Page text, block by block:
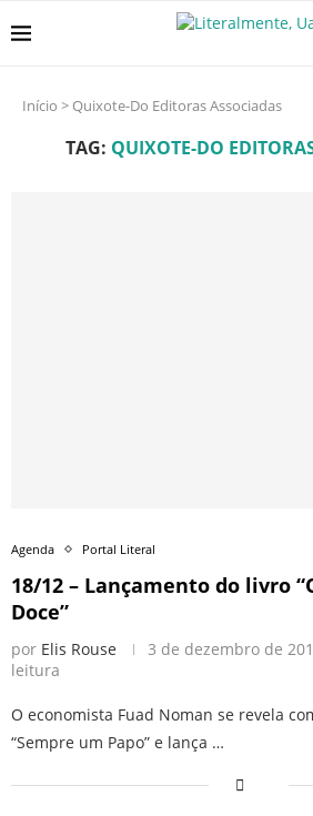
Início > Quixote-Do Editoras Associadas
TAG: QUIXOTE-DO
Agenda Portal Literal
18/12 – Lançamento do livro
Doce”
por Elis Rouse 3 de dezembro de
leitura
O economista Fuad Noman se revela
“Sempre um Papo” e lança …